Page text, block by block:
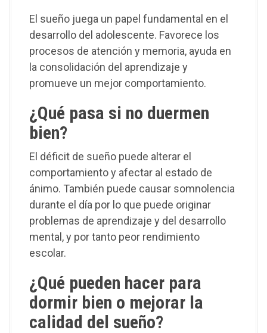
El sueño juega un papel fundamental en el
desarrollo del adolescente. Favorece los
procesos de atención y memoria, ayuda en
la consolidación del aprendizaje y
promueve un mejor comportamiento.
¿Qué pasa si no duermen
bien?
El déficit de sueño puede alterar el
comportamiento y afectar al estado de
ánimo. También puede causar somnolencia
durante el día por lo que puede originar
problemas de aprendizaje y del desarrollo
mental, y por tanto peor rendimiento
escolar.
¿Qué pueden hacer para
dormir bien o mejorar la
calidad del sueño?